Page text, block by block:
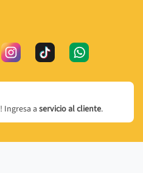
Ingresa a servicio al cliente.